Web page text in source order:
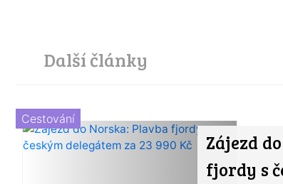
Další články
Zájezd
fjordy s
Cestování